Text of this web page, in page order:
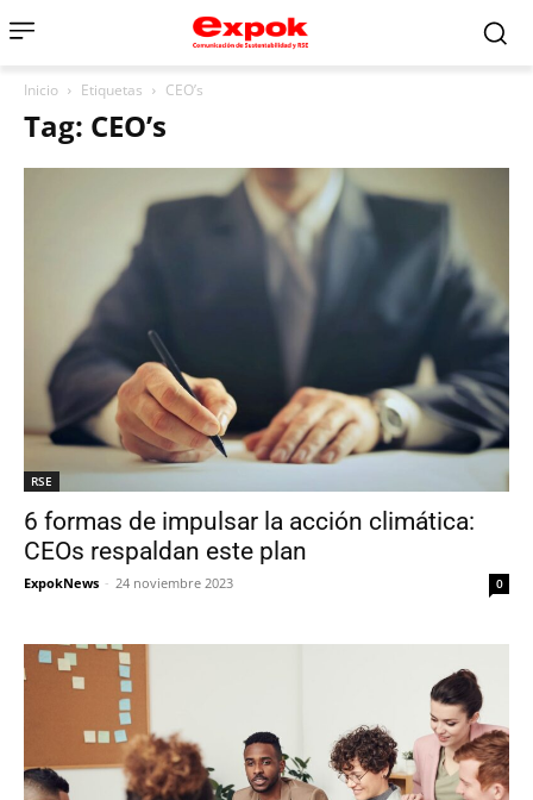
Inicio Etiquetas CEO’s
Tag: CEO’s
RSE
6 formas de impulsar la acción climática:
CEOs respaldan este plan
ExpokNews - 24 noviembre 2023 0